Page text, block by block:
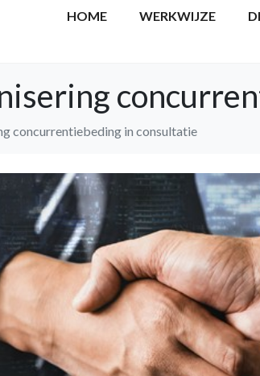
HOME WERKWIJZE
concurrentiebeding in consultatie